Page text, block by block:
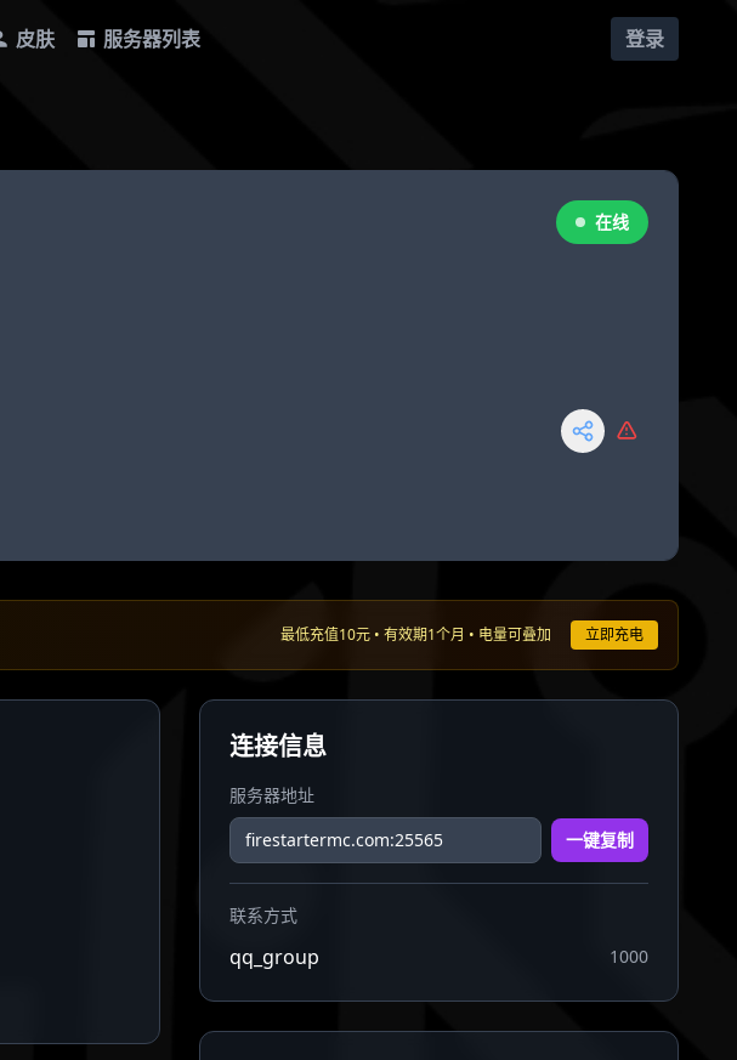
皮肤 服务器列表 登录
在线
最低充值10元 • 有效期1个月 • 电量可叠加 立即充电
连接信息
服务器地址
一键复制
联系方式
qq_group 1000